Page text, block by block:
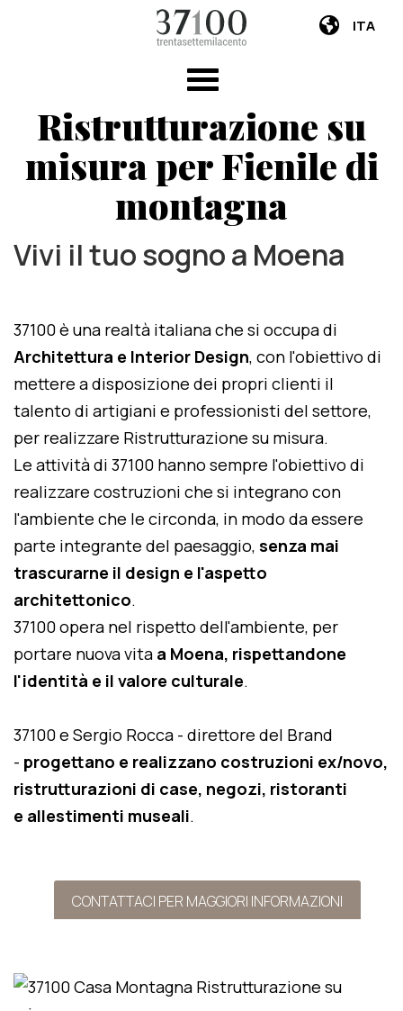
ITA
Ristrutturazione su
misura per Fienile di
montagna
Vivi il tuo sogno a Moena
37100 è una realtà italiana che si occupa di
Architettura e Interior Design, con l'obiettivo di
mettere a disposizione dei propri clienti il
talento di artigiani e professionisti del settore,
per realizzare Ristrutturazione su misura.
Le attività di 37100 hanno sempre l'obiettivo di
realizzare costruzioni che si integrano con
l'ambiente che le circonda, in modo da essere
parte integrante del paesaggio, senza mai
trascurarne il design e l'aspetto
architettonico.
37100 opera nel rispetto dell'ambiente, per
portare nuova vita a Moena, rispettandone
l'identità e il valore culturale.
37100 e Sergio Rocca - direttore del Brand
- progettano e realizzano costruzioni ex/novo,
ristrutturazioni di case, negozi, ristoranti
e allestimenti museali.
CONTATTACI PER MAGGIORI INFORMAZIONI